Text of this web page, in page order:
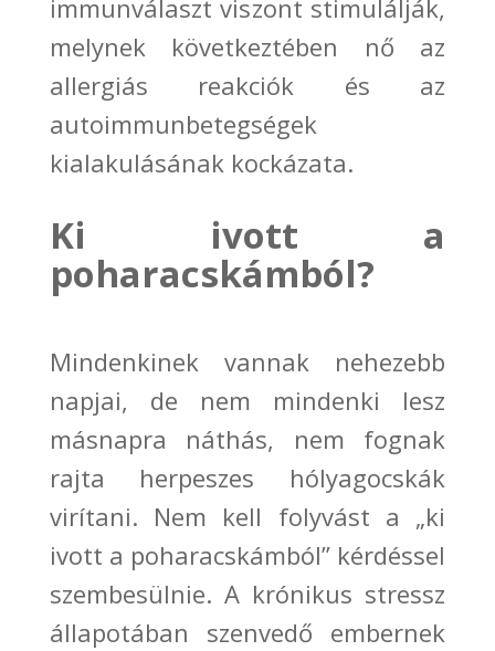
immunválaszt viszont stimulálják,
melynek következtében nő az
allergiás reakciók és az
autoimmunbetegségek
kialakulásának kockázata.
Ki ivott a
poharacskámból?
Mindenkinek vannak nehezebb
napjai, de nem mindenki lesz
másnapra náthás, nem fognak
rajta herpeszes hólyagocskák
virítani. Nem kell folyvást a „ki
ivott a poharacskámból” kérdéssel
szembesülnie. A krónikus stressz
állapotában szenvedő embernek